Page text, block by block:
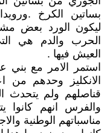
بساتين الكرخ
ليكون الورد بعض
الحرب والدم هي
العيش فيها .
استمر الامر مع بني
الانكليز وحدهم
قناصلهم ولم يتحدث
والفرس انهم كانوا
مناسباتهم الوطنية